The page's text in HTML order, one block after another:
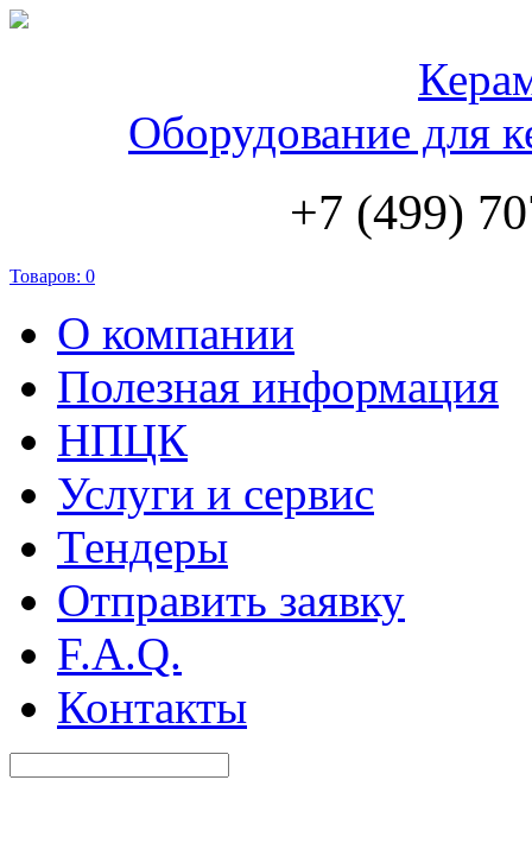
Оборудование для
+7 (499)
Товаров: 0
О компании
Полезная информация
НПЦК
Услуги и сервис
Тендеры
Отправить заявку
F.A.Q.
Контакты